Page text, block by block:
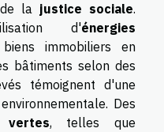
la justice sociale.
d'énergies
immobiliers en
bâtiments selon des
témoignent d'une
Des
vertes, telles que